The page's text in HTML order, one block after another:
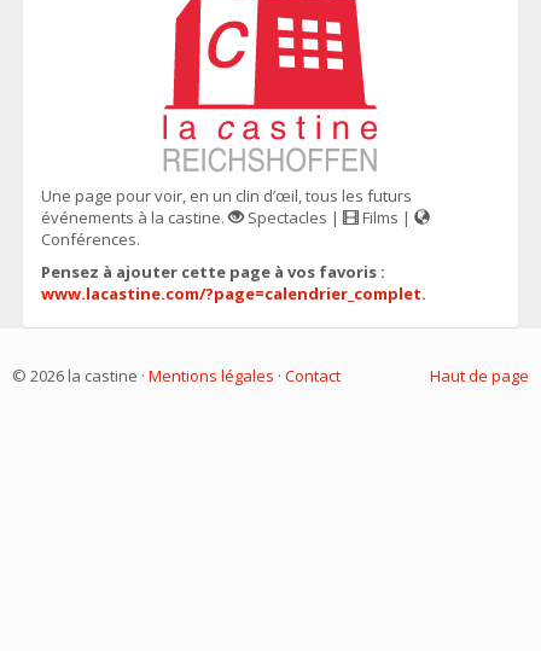
Une page pour voir, en un clin d’œil, tous les futurs
événements à la castine.
Spectacles |
Films |
Conférences.
Pensez à ajouter cette page à vos favoris :
www.lacastine.com/?page=calendrier_complet.
Haut de page
© 2026 la castine · Mentions légales · Contact